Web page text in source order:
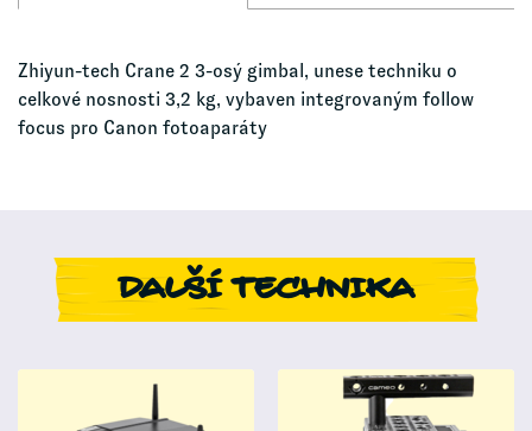
Zhiyun-tech Crane 2 3-osý gimbal, unese techniku o
celkové nosnosti 3,2 kg, vybaven integrovaným follow
focus pro Canon fotoaparáty
DALŠÍ TECHNIKA